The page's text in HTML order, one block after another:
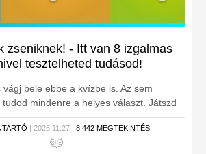
zseniknek! - Itt van 8 izgalmas
tesztelheted tudásod!
bele ebbe a kvízbe is. Az sem
mindenre a helyes választ. Játszd
már biztos nem hibázol.
| 2025.11.27 | 8,442 MEGTEKINTÉS